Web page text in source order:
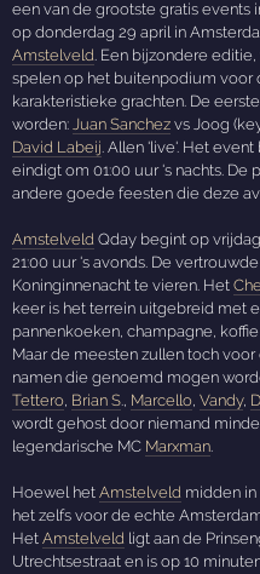
een van de grootste gratis events
op donderdag 29 april in
Amstelveld. Een bijzondere
spelen op het buitenpodium voor
karakteristieke grachten. De
worden:Juan Sanchez vs Joog
David Labeij. Allen 'live'. Het
eindigt om 01:00 uur 's nachts. De
andere goede feesten die deze
Amstelveld Qday begint op
21:00 uur 's avonds. De
Koninginnenacht te vieren. Het
keer is het terrein uitgebreid met
pannenkoeken, champagne,
Maar de meesten zullen toch
namen die genoemd mogen
Tettero, Brian S., Marcello,Vandy,
wordt gehost door niemand
legendarische MC Marxman.
Hoewel hetAmstelveld midden
het zelfs voor de echte
HetAmstelveld ligt aan de
Utrechtsestraat en is op 10